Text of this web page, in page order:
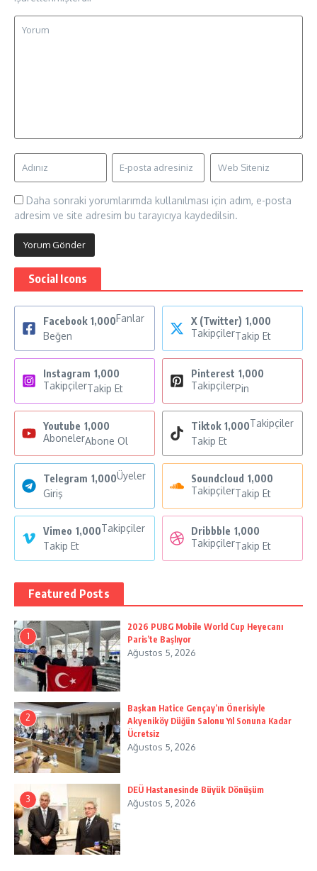
Daha sonraki yorumlarımda kullanılması için adım, e-posta
adresim ve site adresim bu tarayıcıya kaydedilsin.
Social Icons
Facebook 1,000Fanlar
Beğen
X (Twitter) 1,000
TakipçilerTakip Et
Instagram 1,000
TakipçilerTakip Et
Pinterest 1,000
TakipçilerPin
Youtube 1,000
AbonelerAbone Ol
Tiktok 1,000Takipçiler
Takip Et
Telegram 1,000Üyeler
Giriş
Soundcloud 1,000
TakipçilerTakip Et
Vimeo 1,000Takipçiler
Takip Et
Dribbble 1,000
TakipçilerTakip Et
Featured Posts
1
2026 PUBG Mobile World Cup Heyecanı
Paris’te Başlıyor
Ağustos 5, 2026
2
Başkan Hatice Gençay’ın Önerisiyle
Akyeniköy Düğün Salonu Yıl Sonuna Kadar
Ücretsiz
Ağustos 5, 2026
3
DEÜ Hastanesinde Büyük Dönüşüm
Ağustos 5, 2026